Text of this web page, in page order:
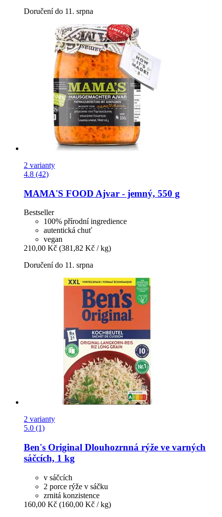
Doručení do 11. srpna
2 varianty
4.8 (42)
MAMA'S FOOD Ajvar -​ jemný, 550 g
Bestseller
100% přírodní ingredience
autentická chuť
vegan
210,00 Kč (381,82 Kč / kg)
Doručení do 11. srpna
2 varianty
5.0 (1)
Ben's Original Dlouhozrnná rýže ve varných
sáčcích, 1 kg
v sáčcích
2 porce rýže v sáčku
zrnitá konzistence
160,00 Kč (160,00 Kč / kg)